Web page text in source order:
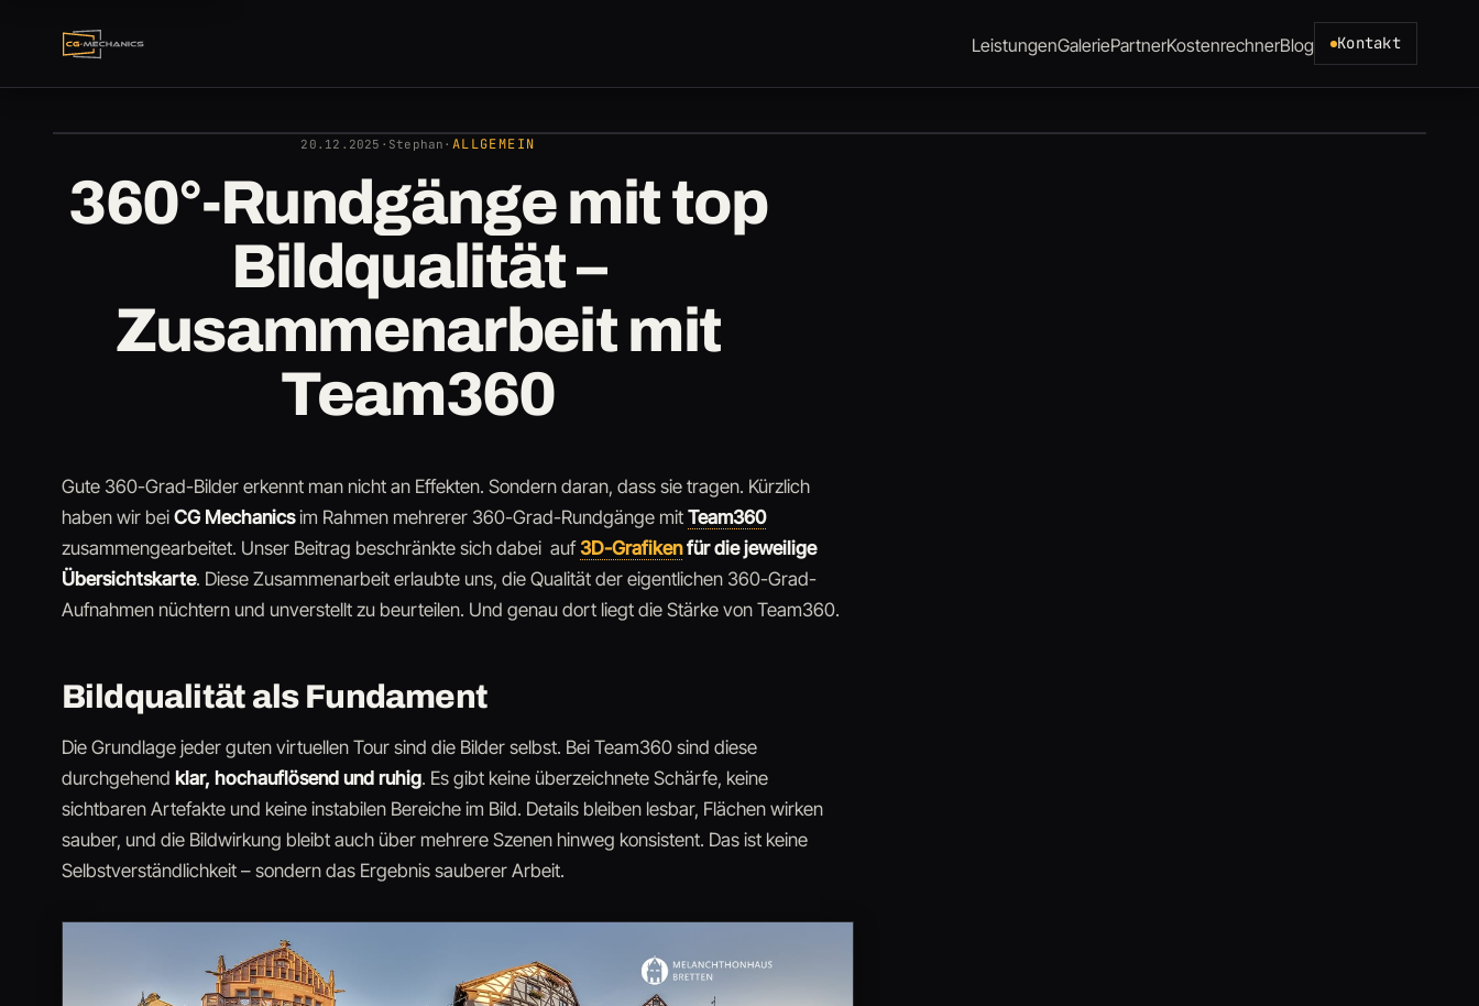
LeistungenGaleriePartnerKostenrechnerBlog
Blog
Kontakt
20.12.2025
20.12.2025 · Stephan · ALLGEMEIN
360°-Rundgänge mit top
Bildqualität –
Zusammenarbeit mit
Team360
Gute 360-Grad-Bilder erkennt man nicht an Effekten. Sondern daran, dass sie tragen. Kürzlich
haben wir bei CG Mechanicsim Rahmen mehrerer 360-Grad-Rundgänge mit Team360
zusammengearbeitet. Unser Beitrag beschränkte sich dabei auf3D-Grafikenfür die jeweilige
Übersichtskarte. Diese Zusammenarbeit erlaubte uns, die Qualität der eigentlichen 360-Grad-
Aufnahmen nüchtern und unverstellt zu beurteilen. Und genau dort liegt die Stärke von Team360.
Bildqualität als Fundament
Die Grundlage jeder guten virtuellen Tour sind die Bilder selbst. Bei Team360 sind diese
durchgehend klar, hochauflösend und ruhig. Es gibt keine überzeichnete Schärfe, keine
sichtbaren Artefakte und keine instabilen Bereiche im Bild. Details bleiben lesbar, Flächen wirken
sauber, und die Bildwirkung bleibt auch über mehrere Szenen hinweg konsistent. Das ist keine
Selbstverständlichkeit – sondern das Ergebnis sauberer Arbeit.